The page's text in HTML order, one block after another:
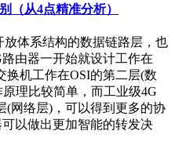
（从4点精准分析）
放体系结构的数据链路层，也
由器一开始就设计工作在
换机工作在OSI的第二层(数
理比较简单，而工业级4G
(网络层)，可以得到更多的协
以做出更加智能的转发决